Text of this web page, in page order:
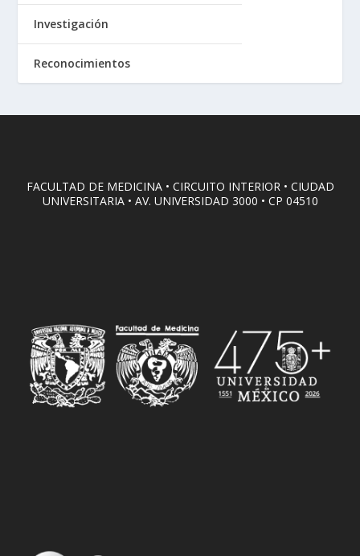
Investigación
Reconocimientos
FACULTAD DE MEDICINA • CIRCUITO INTERIOR • CIUDAD
UNIVERSITARIA • AV. UNIVERSIDAD 3000 • CP 04510